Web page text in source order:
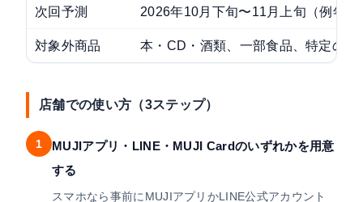
次回予測 2026年10月下旬〜11月上旬（例年
対象外商品 本・CD・酒類、一部食品、特定の店
店舗での使い方（3ステップ）
1
MUJIアプリ・LINE・MUJI Cardのいずれかを用意
する
スマホなら事前にMUJIアプリかLINE公式アカウント